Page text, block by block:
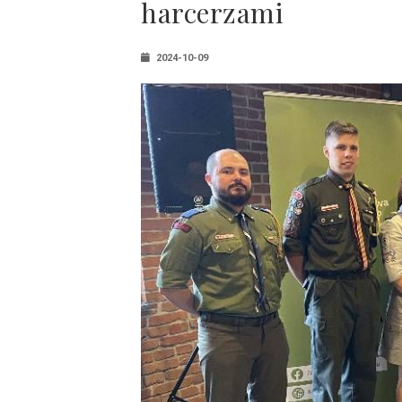
harcerzami
2024-10-09